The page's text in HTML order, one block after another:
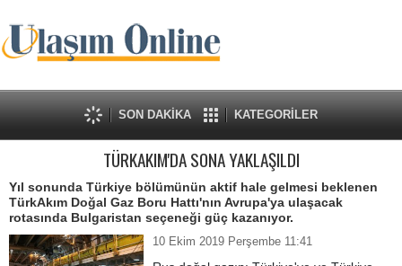
SON DAKİKA KATEGORİLER
TÜRKAKIM'DA SONA YAKLAŞILDI
Yıl sonunda Türkiye bölümünün aktif hale gelmesi beklenen
TürkAkım Doğal Gaz Boru Hattı'nın Avrupa'ya ulaşacak
rotasında Bulgaristan seçeneği güç kazanıyor.
10 Ekim 2019 Perşembe 11:41